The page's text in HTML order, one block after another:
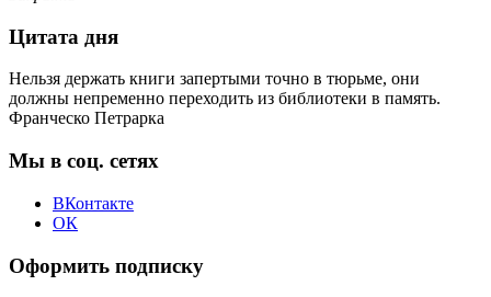
Цитата дня
Нельзя держать книги запертыми точно в тюрьме, они
должны непременно переходить из библиотеки в память.
Франческо Петрарка
Мы в соц. сетях
ВКонтакте
ОК
Оформить подписку